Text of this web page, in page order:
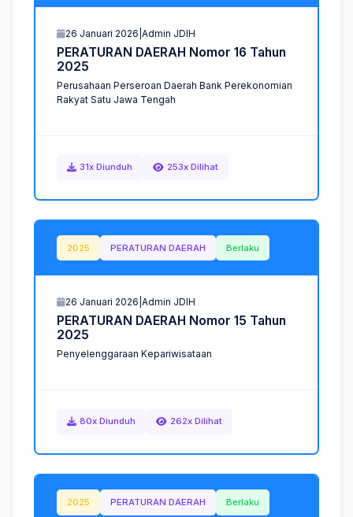
26 Januari 2026 Admin JDIH
PERATURAN DAERAH Nomor 16 Tahun
2025
Perusahaan Perseroan Daerah Bank Perekonomian
Rakyat Satu Jawa Tengah
31x Diunduh 253x Dilihat
2025 PERATURAN DAERAH Berlaku
26 Januari 2026 Admin JDIH
PERATURAN DAERAH Nomor 15 Tahun
2025
Penyelenggaraan Kepariwisataan
80x Diunduh 262x Dilihat
2025 PERATURAN DAERAH Berlaku